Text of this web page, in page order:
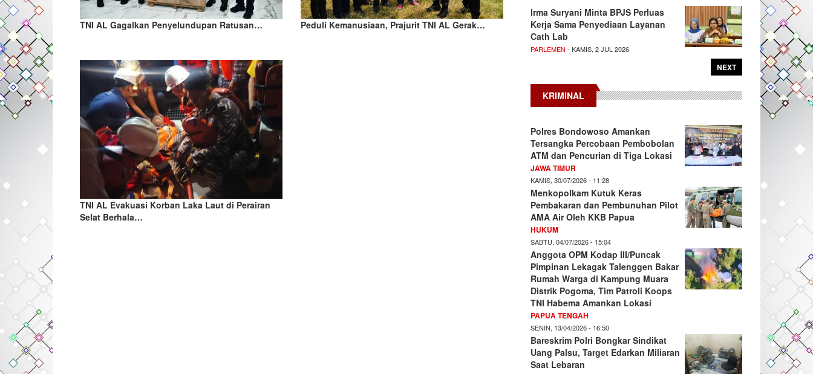
TNI AL Gagalkan Penyelundupan Ratusan… Peduli Kemanusiaan, Prajurit TNI AL Gerak…
TNI AL Evakuasi Korban Laka Laut di Perairan
Selat Berhala…
Irma Suryani Minta BPJS Perluas
Kerja Sama Penyediaan Layanan
Cath Lab
PARLEMEN - KAMIS, 2 JUL 2026
NEXT
KRIMINAL
Polres Bondowoso Amankan
Tersangka Percobaan Pembobolan
ATM dan Pencurian di Tiga Lokasi
JAWA TIMUR
KAMIS, 30/07/2026 - 11:28
Menkopolkam Kutuk Keras
Pembakaran dan Pembunuhan Pilot
AMA Air Oleh KKB Papua
HUKUM
SABTU, 04/07/2026 - 15:04
Anggota OPM Kodap III/Puncak
Pimpinan Lekagak Talenggen Bakar
Rumah Warga di Kampung Muara
Distrik Pogoma, Tim Patroli Koops
TNI Habema Amankan Lokasi
PAPUA TENGAH
SENIN, 13/04/2026 - 16:50
Bareskrim Polri Bongkar Sindikat
Uang Palsu, Target Edarkan Miliaran
Saat Lebaran